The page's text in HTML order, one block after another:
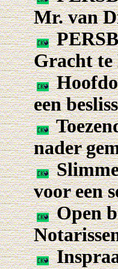
Mr. van
Gracht te
een
nader
voor een
Open